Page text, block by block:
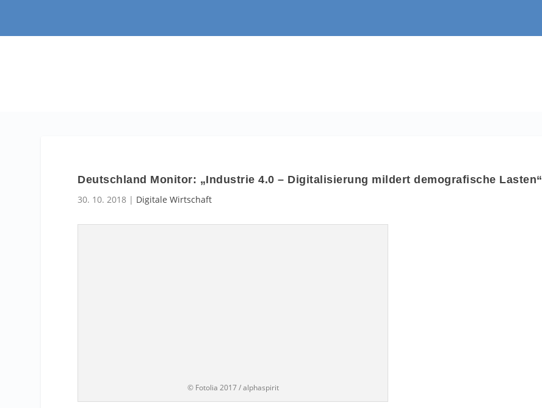
Deutschland Monitor: „Industrie 4.0 – Digitalisierung mildert demografische Lasten“
30. 10. 2018 | Digitale Wirtschaft
© Fotolia 2017 / alphaspirit